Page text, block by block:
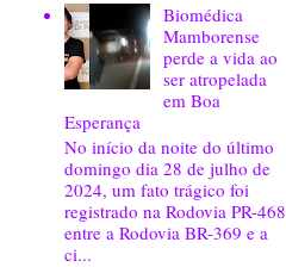
Biomédica
Mamborense
perde a vida ao
ser atropelada
em Boa
Esperança
No início da noite do último
domingo dia 28 de julho de
2024, um fato trágico foi
registrado na Rodovia PR-468
entre a Rodovia BR-369 e a
ci...